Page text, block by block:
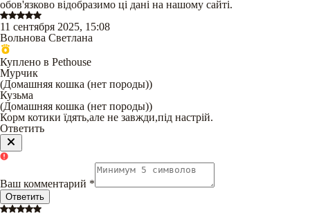
обов'язково відобразимо ці дані на нашому сайті.
11 сентября 2025, 15:08
Вольнова Светлана
Куплено в Pethouse
Мурчик
(Домашняя кошка (нет породы))
Кузьма
(Домашняя кошка (нет породы))
Корм котики їдять,але не завжди,під настрій.
Ответить
Ваш комментарий *
Ответить